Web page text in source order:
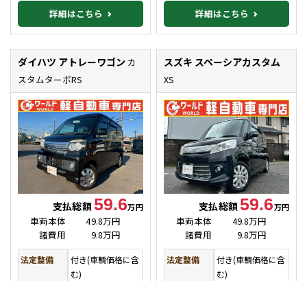
詳細はこちら 詳細はこちら
ダイハツ アトレーワゴン カ
スタムターボRS
支払総額59.6万円
車両本体
49.8万円
諸費用
9.8万円
法定整備
付き(車輌価格に含
む)
スズキ スペーシアカスタム
XS
支払総額59.6万円
車両本体
49.8万円
諸費用
9.8万円
法定整備
付き(車輌価格に含
む)